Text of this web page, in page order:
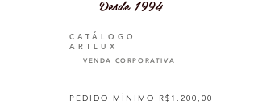
Desde 1994
PEDIDO MÍNIMO R$1.200,00
CATÁLOGO
ARTLUX
VENDA CORPORATIVA